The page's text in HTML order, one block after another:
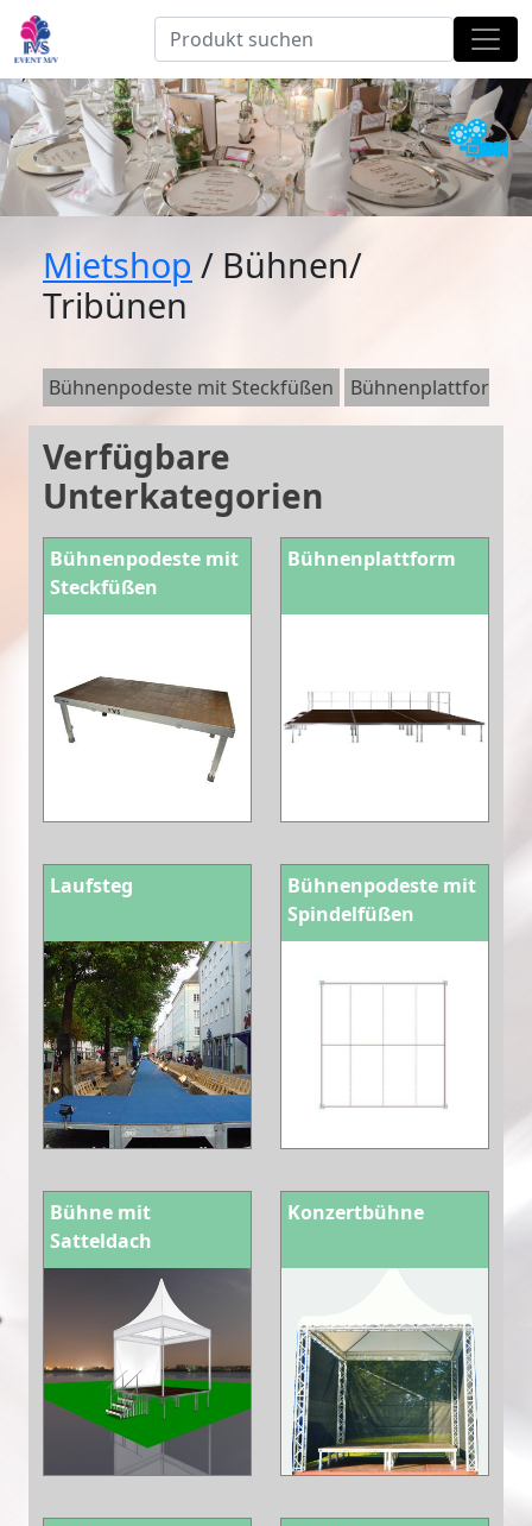
Mietshop / Bühnen/
Tribünen
Bühnenpodeste mit Steckfüßen Bühnenplattform
Verfügbare
Unterkategorien
Bühnenpodeste mit
Steckfüßen
Bühnenplattform
Laufsteg
Bühnenpodeste mit
Spindelfüßen
Bühne mit
Satteldach
Konzertbühne